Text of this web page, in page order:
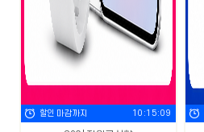
할인 마감까지 10:15:08